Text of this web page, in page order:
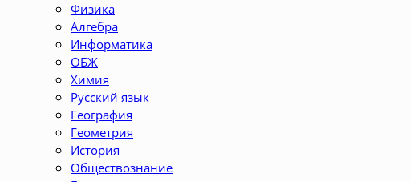
Физика
Алгебра
Информатика
ОБЖ
Химия
Русский язык
География
Геометрия
История
Обществознание